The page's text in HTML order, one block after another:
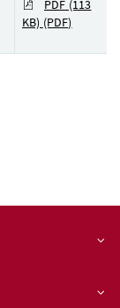
PDF (113
KB) (PDF)